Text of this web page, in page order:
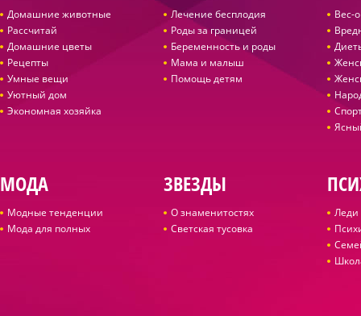
Домашние животные
Рассчитай
Домашние цветы
Рецепты
Умные вещи
Уютный дом
Экономная хозяйка
Лечение бесплодия
Роды за границей
Беременность и роды
Мама и малыш
Помощь детям
Вес-
МОДА
Модные тенденции
Мода для полных
ЗВЕЗДЫ
О знаменитостях
Светская тусовка
Леди